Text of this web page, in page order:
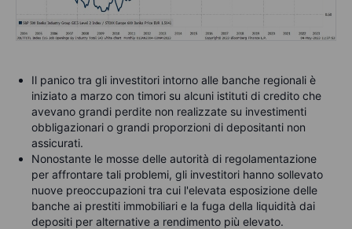
Il panico tra gli investitori intorno alle banche regionali è
iniziato a marzo con timori su alcuni istituti di credito che
avevano grandi perdite non realizzate su investimenti
obbligazionari o grandi proporzioni di depositanti non
assicurati.
Nonostante le mosse delle autorità di regolamentazione
per affrontare tali problemi, gli investitori hanno sollevato
nuove preoccupazioni tra cui l'elevata esposizione delle
banche ai prestiti immobiliari e la fuga della liquidità dai
depositi per alternative a rendimento più elevato.